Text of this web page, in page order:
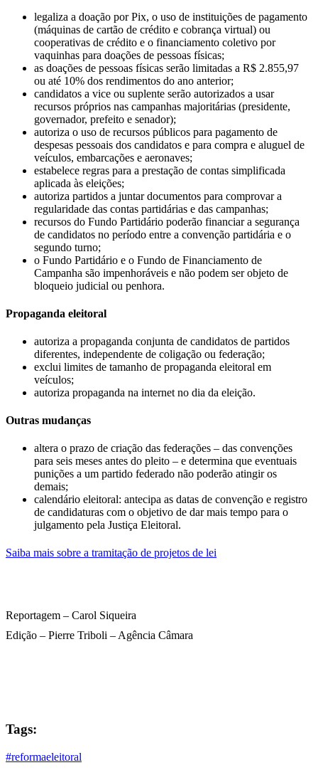
legaliza a doação por Pix, o uso de instituições de pagamento
(máquinas de cartão de crédito e cobrança virtual) ou
cooperativas de crédito e o financiamento coletivo por
vaquinhas para doações de pessoas físicas;
as doações de pessoas físicas serão limitadas a R$ 2.855,97
ou até 10% dos rendimentos do ano anterior;
candidatos a vice ou suplente serão autorizados a usar
recursos próprios nas campanhas majoritárias (presidente,
governador, prefeito e senador);
autoriza o uso de recursos públicos para pagamento de
despesas pessoais dos candidatos e para compra e aluguel de
veículos, embarcações e aeronaves;
estabelece regras para a prestação de contas simplificada
aplicada às eleições;
autoriza partidos a juntar documentos para comprovar a
regularidade das contas partidárias e das campanhas;
recursos do Fundo Partidário poderão financiar a segurança
de candidatos no período entre a convenção partidária e o
segundo turno;
o Fundo Partidário e o Fundo de Financiamento de
Campanha são impenhoráveis e não podem ser objeto de
bloqueio judicial ou penhora.
Propaganda eleitoral
autoriza a propaganda conjunta de candidatos de partidos
diferentes, independente de coligação ou federação;
exclui limites de tamanho de propaganda eleitoral em
veículos;
autoriza propaganda na internet no dia da eleição.
Outras mudanças
altera o prazo de criação das federações – das convenções
para seis meses antes do pleito – e determina que eventuais
punições a um partido federado não poderão atingir os
demais;
calendário eleitoral: antecipa as datas de convenção e registro
de candidaturas com o objetivo de dar mais tempo para o
julgamento pela Justiça Eleitoral.
Saiba mais sobre a tramitação de projetos de lei
Reportagem – Carol Siqueira
Edição – Pierre Triboli – Agência Câmara
Tags:
#reformaeleitoral